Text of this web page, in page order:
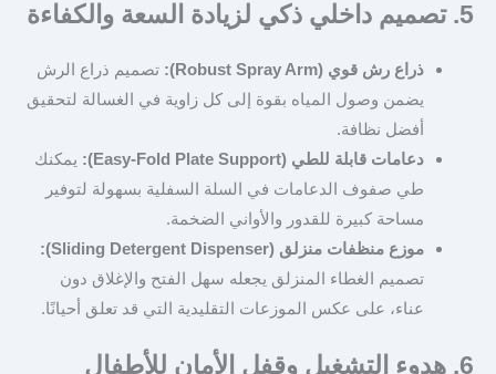
5. تصميم داخلي ذكي لزيادة السعة والكفاءة
ذراع رش قوي (Robust Spray Arm):
تصميم ذراع الرش
يضمن وصول المياه بقوة إلى كل زاوية في الغسالة لتحقيق
أفضل نظافة.
دعامات قابلة للطي (Easy-Fold Plate Support):
يمكنك
طي صفوف الدعامات في السلة السفلية بسهولة لتوفير
مساحة كبيرة للقدور والأواني الضخمة.
موزع منظفات منزلق (Sliding Detergent Dispenser):
تصميم الغطاء المنزلق يجعله سهل الفتح والإغلاق دون
عناء، على عكس الموزعات التقليدية التي قد تعلق أحيانًا.
6. هدوء التشغيل وقفل الأمان للأطفال